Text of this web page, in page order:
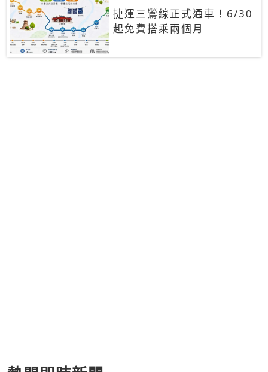
捷運三鶯線正式通車！6/30
起免費搭乘兩個月